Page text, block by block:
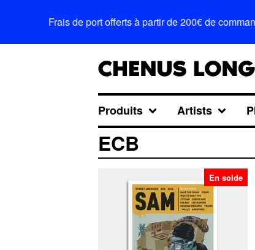
Frais de port offerts à partir de 200€ de
Produits Artists
ECB
En solde